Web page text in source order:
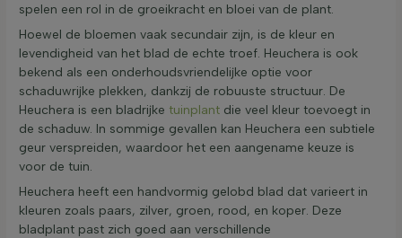
spelen een rol in de groeikracht en bloei van de plant.
Hoewel de bloemen vaak secundair zijn, is de kleur en
levendigheid van het blad de echte troef. Heuchera is ook
bekend als een onderhoudsvriendelijke optie voor
schaduwrijke plekken, dankzij de robuuste structuur. De
Heuchera is een bladrijke tuinplant die veel kleur toevoegt in
de schaduw. In sommige gevallen kan Heuchera een subtiele
geur verspreiden, waardoor het een aangename keuze is
voor de tuin.
Heuchera heeft een handvormig gelobd blad dat varieert in
kleuren zoals paars, zilver, groen, rood, en koper. Deze
bladplant past zich goed aan verschillende